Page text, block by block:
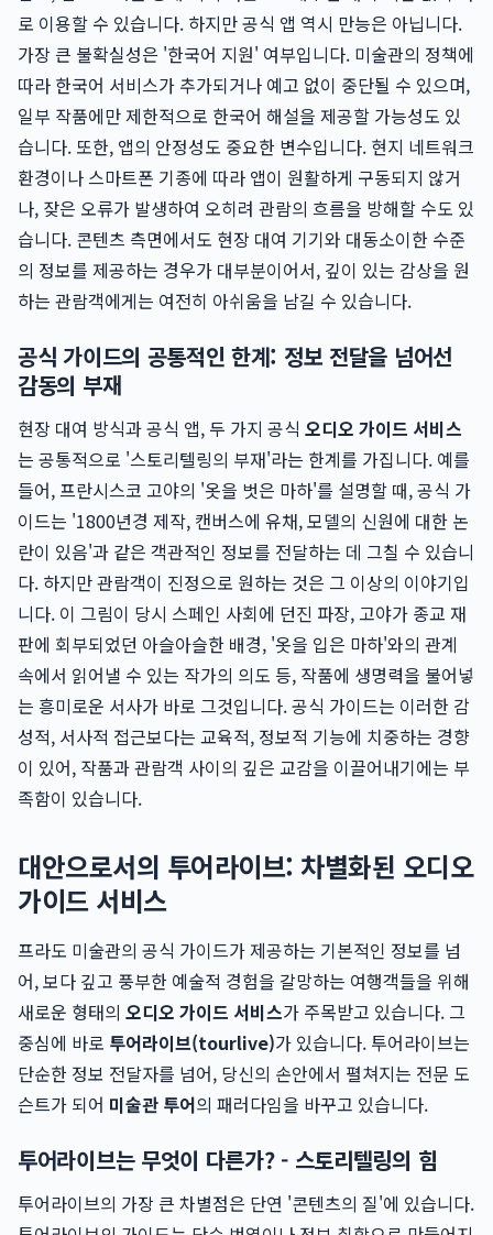
로 이용할 수 있습니다. 하지만 공식 앱 역시 만능은 아닙니다.
가장 큰 불확실성은 '한국어 지원' 여부입니다. 미술관의 정책에
따라 한국어 서비스가 추가되거나 예고 없이 중단될 수 있으며,
일부 작품에만 제한적으로 한국어 해설을 제공할 가능성도 있
습니다. 또한, 앱의 안정성도 중요한 변수입니다. 현지 네트워크
환경이나 스마트폰 기종에 따라 앱이 원활하게 구동되지 않거
나, 잦은 오류가 발생하여 오히려 관람의 흐름을 방해할 수도 있
습니다. 콘텐츠 측면에서도 현장 대여 기기와 대동소이한 수준
의 정보를 제공하는 경우가 대부분이어서, 깊이 있는 감상을 원
하는 관람객에게는 여전히 아쉬움을 남길 수 있습니다.
공식 가이드의 공통적인 한계: 정보 전달을 넘어선
감동의 부재
현장 대여 방식과 공식 앱, 두 가지 공식 오디오 가이드 서비스
는 공통적으로 '스토리텔링의 부재'라는 한계를 가집니다. 예를
들어, 프란시스코 고야의 '옷을 벗은 마하'를 설명할 때, 공식 가
이드는 '1800년경 제작, 캔버스에 유채, 모델의 신원에 대한 논
란이 있음'과 같은 객관적인 정보를 전달하는 데 그칠 수 있습니
다. 하지만 관람객이 진정으로 원하는 것은 그 이상의 이야기입
니다. 이 그림이 당시 스페인 사회에 던진 파장, 고야가 종교 재
판에 회부되었던 아슬아슬한 배경, '옷을 입은 마하'와의 관계
속에서 읽어낼 수 있는 작가의 의도 등, 작품에 생명력을 불어넣
는 흥미로운 서사가 바로 그것입니다. 공식 가이드는 이러한 감
성적, 서사적 접근보다는 교육적, 정보적 기능에 치중하는 경향
이 있어, 작품과 관람객 사이의 깊은 교감을 이끌어내기에는 부
족함이 있습니다.
대안으로서의 투어라이브: 차별화된 오디오
가이드 서비스
프라도 미술관의 공식 가이드가 제공하는 기본적인 정보를 넘
어, 보다 깊고 풍부한 예술적 경험을 갈망하는 여행객들을 위해
새로운 형태의 오디오 가이드 서비스가 주목받고 있습니다. 그
중심에 바로 투어라이브(tourlive)가 있습니다. 투어라이브는
단순한 정보 전달자를 넘어, 당신의 손안에서 펼쳐지는 전문 도
슨트가 되어 미술관 투어의 패러다임을 바꾸고 있습니다.
투어라이브는 무엇이 다른가? - 스토리텔링의 힘
투어라이브의 가장 큰 차별점은 단연 '콘텐츠의 질'에 있습니다.